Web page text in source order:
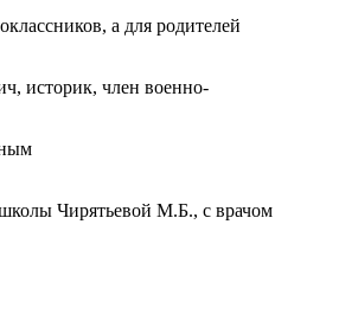
а для родителей
историк, член военно-
Чирятьевой М.Б., с врачом